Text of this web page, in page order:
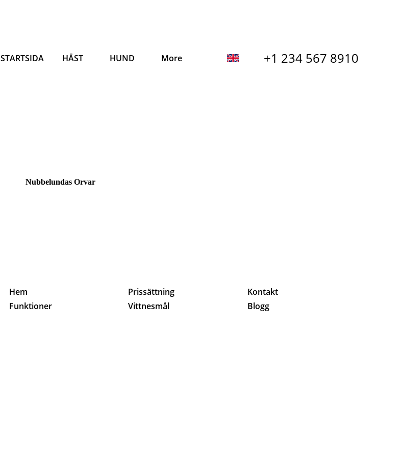
STARTSIDA HÄST HUND More +1 234 567 8910
Nubbelundas Orvar
Hem
Funktioner
Prissättning
Vittnesmål
Kontakt
Blogg